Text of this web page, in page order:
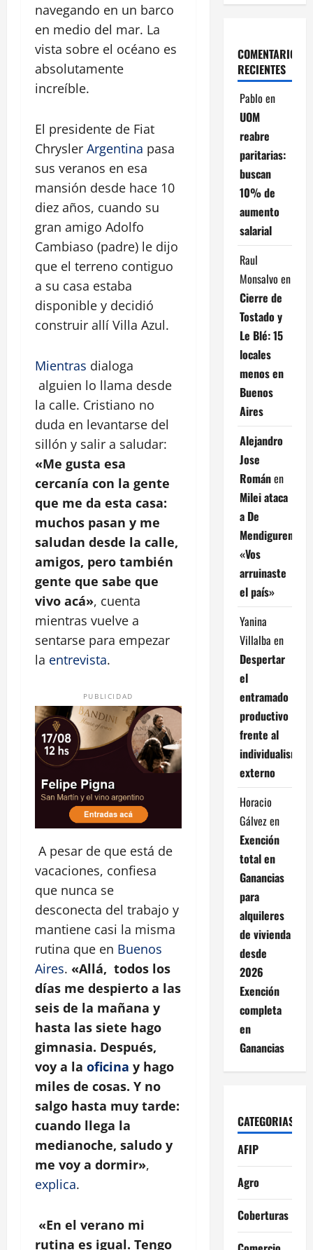
navegando en un barco
en medio del mar. La
vista sobre el océano es
absolutamente
increíble.
El presidente de Fiat
Chrysler Argentina pasa
sus veranos en esa
mansión desde hace 10
diez años, cuando su
gran amigo Adolfo
Cambiaso (padre) le dijo
que el terreno contiguo
a su casa estaba
disponible y decidió
construir allí Villa Azul.
Mientras dialoga
alguien lo llama desde
la calle. Cristiano no
duda en levantarse del
sillón y salir a saludar:
«Me gusta esa
cercanía con la gente
que me da esta casa:
muchos pasan y me
saludan desde la calle,
amigos, pero también
gente que sabe que
vivo acá», cuenta
mientras vuelve a
sentarse para empezar
la entrevista.
PUBLICIDAD
A pesar de que está de
vacaciones, confiesa
que nunca se
desconecta del trabajo y
mantiene casi la misma
rutina que en Buenos
Aires. «Allá, todos los
días me despierto a las
seis de la mañana y
hasta las siete hago
gimnasia. Después,
voy a la oficina y hago
miles de cosas. Y no
salgo hasta muy tarde:
cuando llega la
medianoche, saludo y
me voy a dormir»,
explica.
«En el verano mi
rutina es igual. Tengo
COMENTARIOS
RECIENTES
Pablo en
UOM
reabre
paritarias:
buscan
10% de
aumento
salarial
Raul
Monsalvo en
Cierre de
Tostado y
Le Blé: 15
locales
menos en
Buenos
Aires
Alejandro
Jose
Románen
Milei ataca
a De
Mendiguren:
«Vos
arruinaste
el país»
Yanina
Villalba en
Despertar
el
entramado
productivo
frente al
individualismo
externo
Horacio
Gálvezen
Exención
total en
Ganancias
para
alquileres
de vivienda
desde
2026
Exención
completa
en
Ganancias
CATEGORIAS
AFIP
Agro
Coberturas